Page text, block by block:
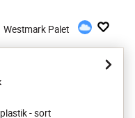
Westmark Palet
- sort